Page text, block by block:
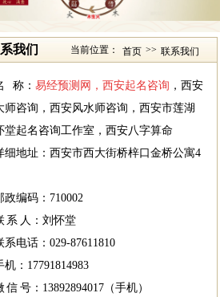
我们 当前位置： 首页 >> 联系我们
称： 易经预测网 ， 西安起名咨询 ， 西安
师咨询 ， 西安风水师咨询 ， 西安市莲湖
堂起名咨询工作室 ， 西安八字算命
细地址：西安市西大街桥梓口金桥公寓4
政编码：710002
系 人：刘怀堂
系电话：029-87611810
机：17791814983
信 号：13892894017（手机）